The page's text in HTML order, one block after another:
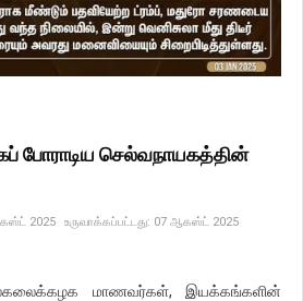
போராடிய செல்வநாயகத்தின்
2025
உருவாக்கப்பட்டது: 07 ஆகஸ்ட் 2025
மாணவர்கள், இயக்கங்களின்